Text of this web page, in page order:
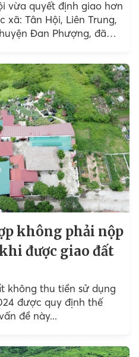
vừa quyết định giao hơn
xã: Tân Hội, Liên Trung,
Đan Phượng, đã
không phải nộp
được giao đất
không thu tiền sử dụng
được quy định thế
đề này...